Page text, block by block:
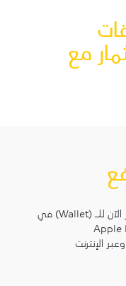
مع
أضف بطاقات البنك السعودي للاستثمار الآن للـ (Wallet) في
الإنترنت